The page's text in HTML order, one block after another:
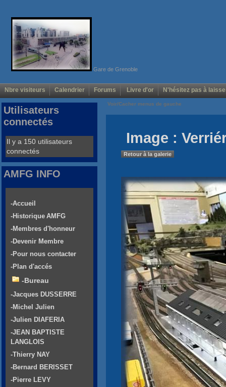
Gare de Grenoble
Nbre visiteurs Calendrier Forums Livre d'or N'hésitez pas à
Voir/Cacher menus de gauche
Image :
Retour à la galerie
Utilisateurs
connectés
Il y a 150 utilisateurs
connectés
AMFG INFO
-Accueil
-Historique AMFG
-Membres d'honneur
-Devenir Membre
-Pour nous contacter
-Plan d'accés
-Bureau
-Jacques DUSSERRE
-Michel Julien
-Julien DIAFERIA
-JEAN BAPTISTE
LANGLOIS
-Thierry NAY
-Bernard BERISSET
-Pierre LEVY